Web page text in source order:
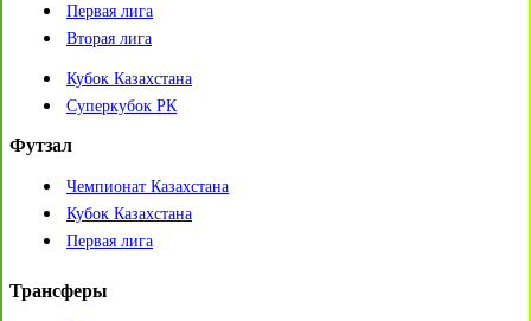
Первая лига
Вторая лига
Кубок Казахстана
Суперкубок РК
Футзал
Чемпионат Казахстана
Кубок Казахстана
Первая лига
Трансферы